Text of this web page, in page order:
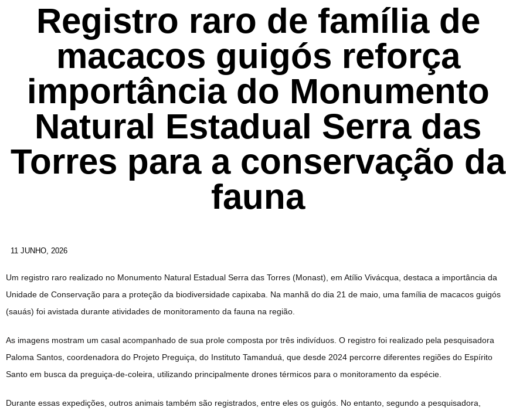
Registro raro de família de
macacos guigós reforça
importância do Monumento
Natural Estadual Serra das
Torres para a conservação da
fauna
11 JUNHO, 2026
Um registro raro realizado no Monumento Natural Estadual Serra das Torres (Monast), em Atílio Vivácqua, destaca a importância da
Unidade de Conservação para a proteção da biodiversidade capixaba. Na manhã do dia 21 de maio, uma família de macacos guigós
(sauás) foi avistada durante atividades de monitoramento da fauna na região.
As imagens mostram um casal acompanhado de sua prole composta por três indivíduos. O registro foi realizado pela pesquisadora
Paloma Santos, coordenadora do Projeto Preguiça, do Instituto Tamanduá, que desde 2024 percorre diferentes regiões do Espírito
Santo em busca da preguiça-de-coleira, utilizando principalmente drones térmicos para o monitoramento da espécie.
Durante essas expedições, outros animais também são registrados, entre eles os guigós. No entanto, segundo a pesquisadora,